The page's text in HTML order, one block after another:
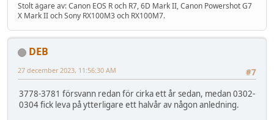
Stolt ägare av: Canon EOS R och R7, 6D Mark II, Canon Powershot G7
X Mark II och Sony RX100M3 och RX100M7.
DEB
#7
27 december 2023, 11:56:30 AM
3778-3781 försvann redan för cirka ett år sedan, medan 0302-
0304 fick leva på ytterligare ett halvår av någon anledning.